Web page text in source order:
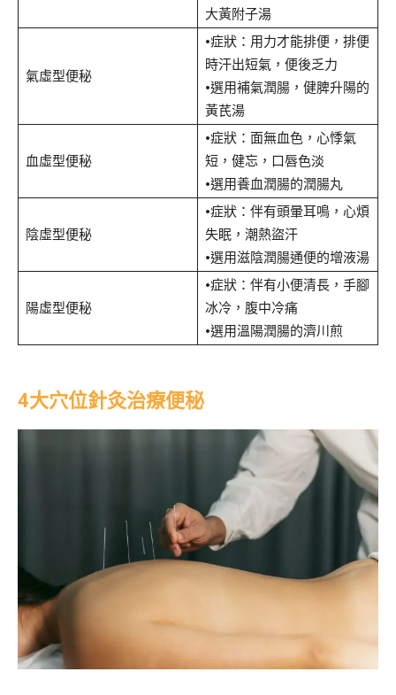
大黃附子湯
氣虛型便秘
•症狀：用力才能排便，排便
時汗出短氣，便後乏力
•選用補氣潤腸，健脾升陽的
黃芪湯
血虛型便秘
•症狀：面無血色，心悸氣
短，健忘，口唇色淡
•選用養血潤腸的潤腸丸
陰虛型便秘
•症狀：伴有頭暈耳鳴，心煩
失眠，潮熱盜汗
•選用滋陰潤腸通便的增液湯
陽虛型便秘
•症狀：伴有小便清長，手腳
冰冷，腹中冷痛
•選用溫陽潤腸的濟川煎
4大穴位針灸治療便秘